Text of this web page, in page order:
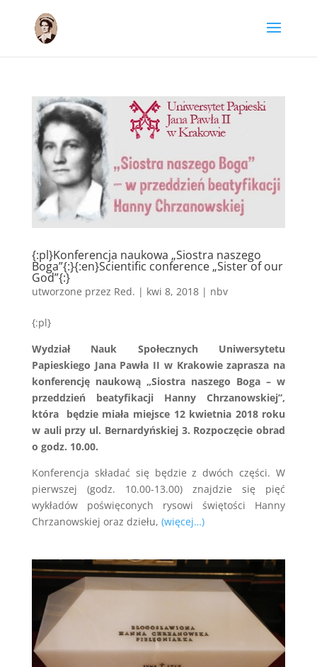
{:pl}Konferencja naukowa „Siostra naszego
Boga”{:}{:en}Scientific conference „Sister of our
God”{:}
utworzone przez Red. | kwi 8, 2018| nbv
{:pl}
Wydział Nauk Społecznych Uniwersytetu
Papieskiego Jana Pawła II w Krakowie zaprasza na
konferencję naukową „Siostra naszego Boga – w
przeddzień beatyfikacji Hanny Chrzanowskiej”,
która będzie miała miejsce 12 kwietnia 2018 roku
w auli przy ul. Bernardyńskiej 3. Rozpoczęcie obrad
o godz. 10.00.
Konferencja składać się będzie z dwóch części. W
pierwszej (godz. 10.00-13.00) znajdzie się pięć
wykładów poświęconych rysowi świętości Hanny
Chrzanowskiej oraz dziełu, (więcej…)